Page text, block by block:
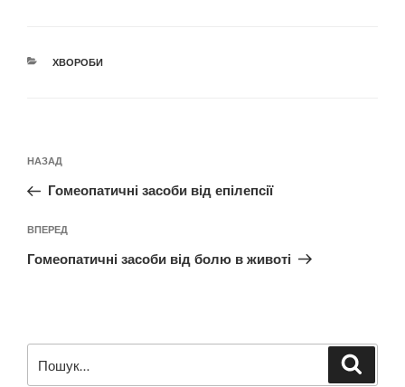
КАТЕГОРІЇ
ХВОРОБИ
записів
Попередній
запис:
НАЗАД
Гомеопатичні засоби від епілепсії
Наступний
запис
ВПЕРЕД
Гомеопатичні засоби від болю в животі
за